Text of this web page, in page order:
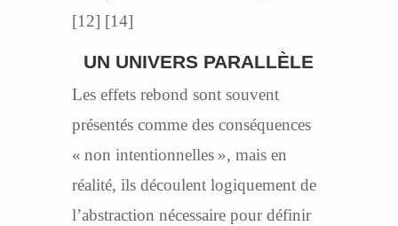
[12] [14]
UN UNIVERS PARALLÈLE
Les effets rebond sont souvent
présentés comme des conséquences
« non intentionnelles », mais en
réalité, ils découlent logiquement de
l’abstraction nécessaire pour définir